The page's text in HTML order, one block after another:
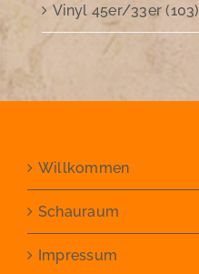
Vinyl 45er/33er (103)
Willkommen
Schauraum
Impressum